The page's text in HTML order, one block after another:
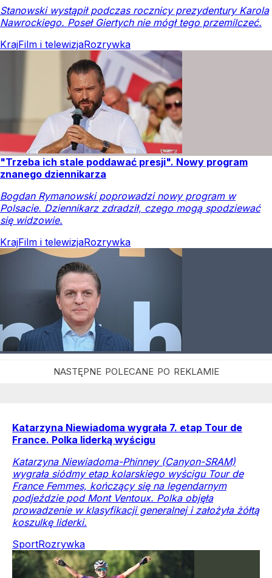
Stanowski wystąpił podczas rocznicy prezydentury Karola
Nawrockiego. Poseł Giertych nie mógł tego przemilczeć.
KrajFilm i telewizjaRozrywka
"Trzeba ich stale poddawać presji". Nowy program
znanego dziennikarza
Bogdan Rymanowski poprowadzi nowy program w
Polsacie. Dziennikarz zdradził, czego mogą spodziewać
się widzowie.
KrajFilm i telewizjaRozrywka
Katarzyna Niewiadoma wygrała 7. etap Tour de
France. Polka liderką wyścigu
Katarzyna Niewiadoma-Phinney (Canyon-SRAM)
wygrała siódmy etap kolarskiego wyścigu Tour de
France Femmes, kończący się na legendarnym
podjeździe pod Mont Ventoux. Polka objęła
prowadzenie w klasyfikacji generalnej i założyła żółtą
koszulkę liderki.
SportRozrywka